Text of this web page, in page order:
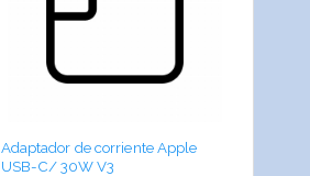
Adaptador de corriente Apple
USB-C/ 30W V3